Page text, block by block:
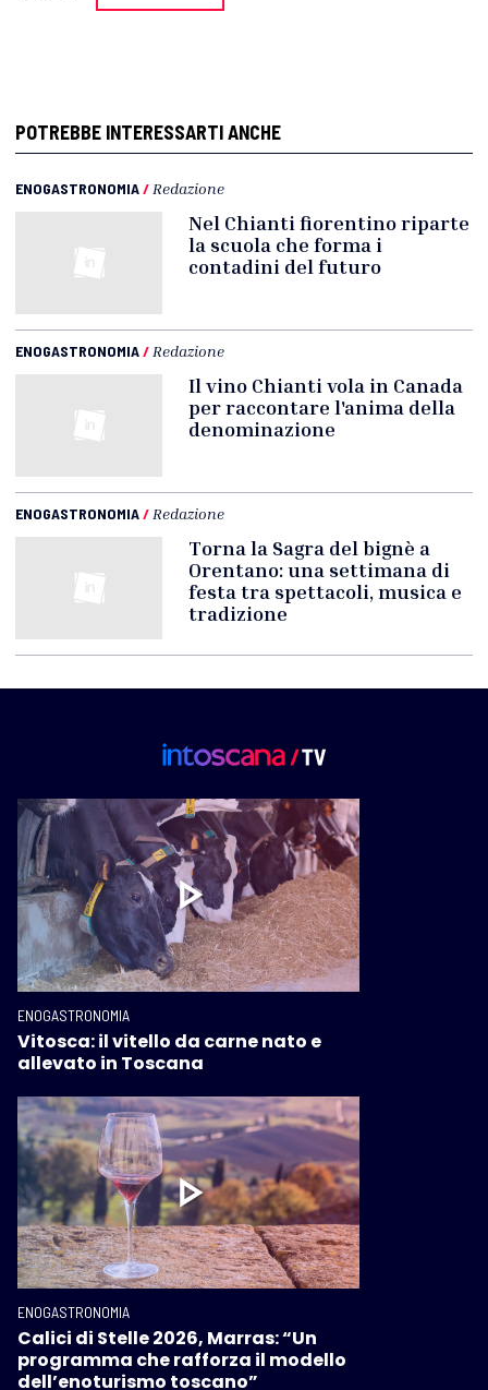
POTREBBE INTERESSARTI ANCHE
ENOGASTRONOMIA/ Redazione
Nel Chianti fiorentino riparte
la scuola che forma i
contadini del futuro
ENOGASTRONOMIA/ Redazione
Il vino Chianti vola in Canada
per raccontare l'anima della
denominazione
ENOGASTRONOMIA/ Redazione
Torna la Sagra del bignè a
Orentano: una settimana di
festa tra spettacoli, musica e
tradizione
ENOGASTRONOMIA
Vitosca: il vitello da carne nato e
allevato in Toscana
ENOGASTRONOMIA
Calici di Stelle 2026, Marras: “Un
programma che rafforza il modello
dell’enoturismo toscano”